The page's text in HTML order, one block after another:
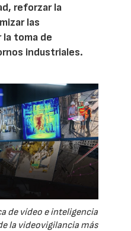
reforzar la
las
toma de
industriales.
de vídeo e inteligencia
la videovigilancia más